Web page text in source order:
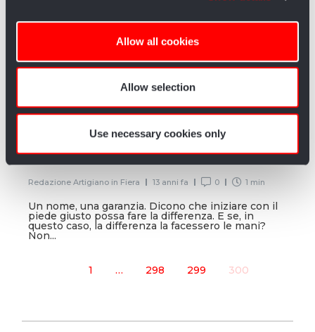
our social media, advertising and analytics partners who
may combine it with other information that you’ve
provided to them or that they’ve collected from your use
Allow all cookies
Allow selection
Use necessary cookies only
Artimondo: Un nome, una garanzia
Redazione Artigiano in Fiera 13 anni fa 0 1 min
Un nome, una garanzia. Dicono che iniziare con il
piede giusto possa fare la differenza. E se, in
questo caso, la differenza la facessero le mani?
Non...
1 … 298 299 300